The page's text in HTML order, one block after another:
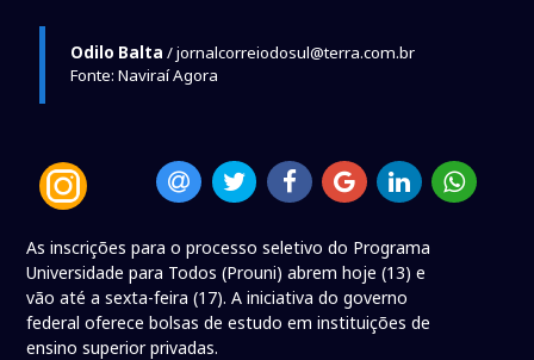
Odilo Balta / jornalcorreiodosul@terra.com.br
Fonte: Naviraí Agora
As inscrições para o processo seletivo do Programa
Universidade para Todos (Prouni) abrem hoje (13) e
vão até a sexta-feira (17). A iniciativa do governo
federal oferece bolsas de estudo em instituições de
ensino superior privadas.